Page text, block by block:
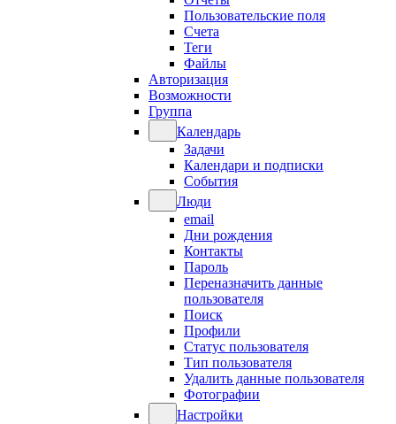
Пользовательские поля
Счета
Теги
Файлы
Авторизация
Возможности
Группа
Календарь
Задачи
Календари и подписки
События
Люди
email
Дни рождения
Контакты
Пароль
Переназначить данные
пользователя
Поиск
Профили
Статус пользователя
Тип пользователя
Удалить данные пользователя
Фотографии
Настройки